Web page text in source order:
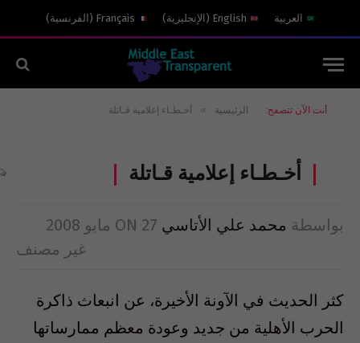
العربية English
( الإنجليزية)
Français
( الفرنسية)
أنت الآن تتصفح: الرئيسية » أخـطـاء إعلامية قـاتلة
أخـطـاء إعلامية قـاتلة
بواسطة محمد علي الأتاسي ON 27 مايو 2008
غير مصنف
كثر الحديث في الآونة الأخيرة، عن انبعاث ذاكرة
الحرب الأهلية من جديد وعودة معظم ممارساتها